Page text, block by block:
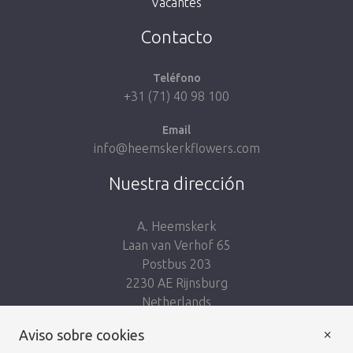
Volver a la tienda
Contacto
Teléfono
+31 (71) 40 98 100
Email
info@heemskerkflowers.com
Nuestra dirección
A. Heemskerk
Laan van Verhof 65
Postbus 203
2230 AE Rijnsburg
Netherlands
Síguenos:
Aviso sobre cookies ×